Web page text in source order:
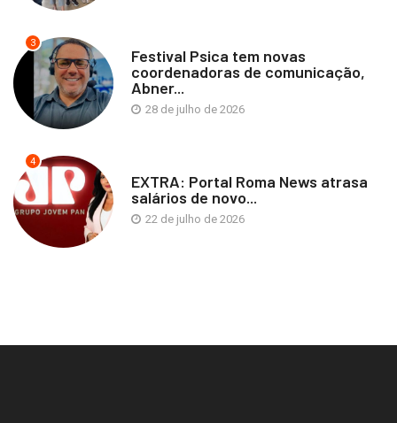
3
Festival Psica tem novas
coordenadoras de comunicação,
Abner...
28 de julho de 2026
4
EXTRA: Portal Roma News atrasa
salários de novo...
22 de julho de 2026